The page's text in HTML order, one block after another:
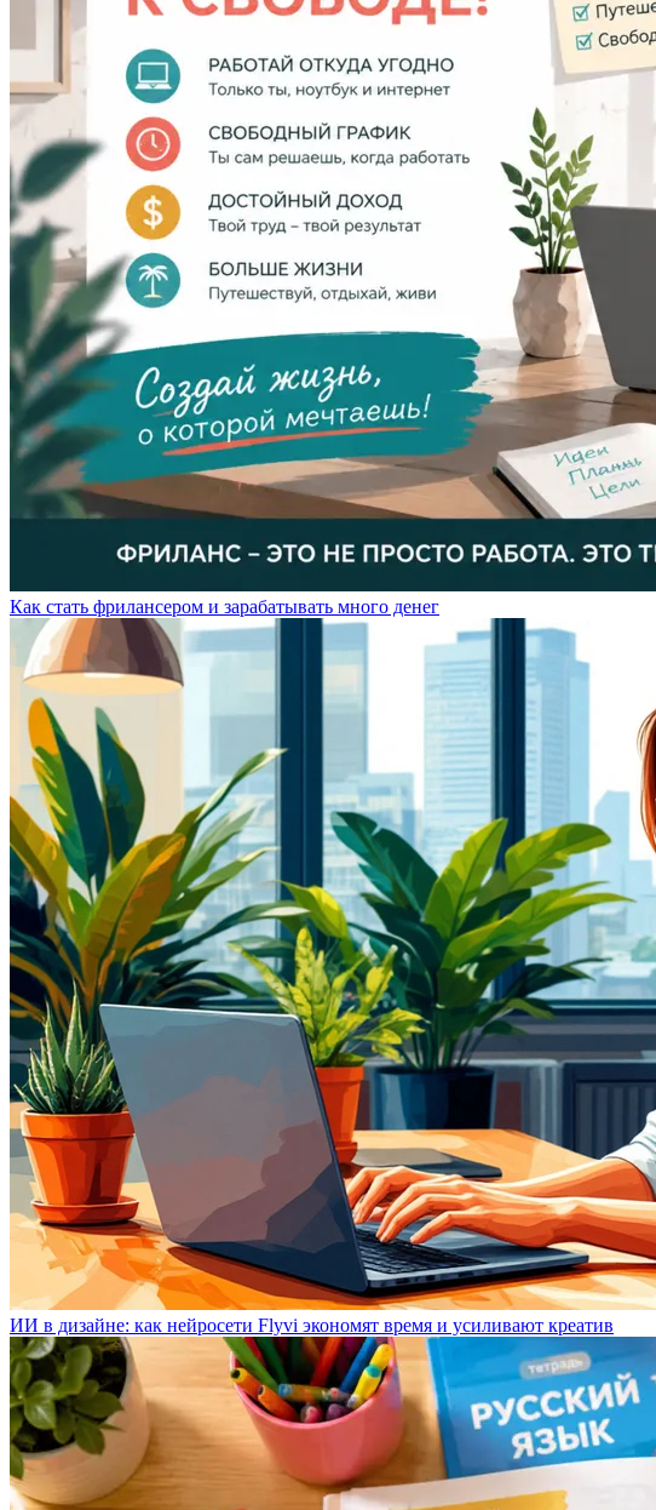
Как стать фрилансером и зарабатывать много денег
ИИ в дизайне: как нейросети Flyvi экономят время и усиливают креатив